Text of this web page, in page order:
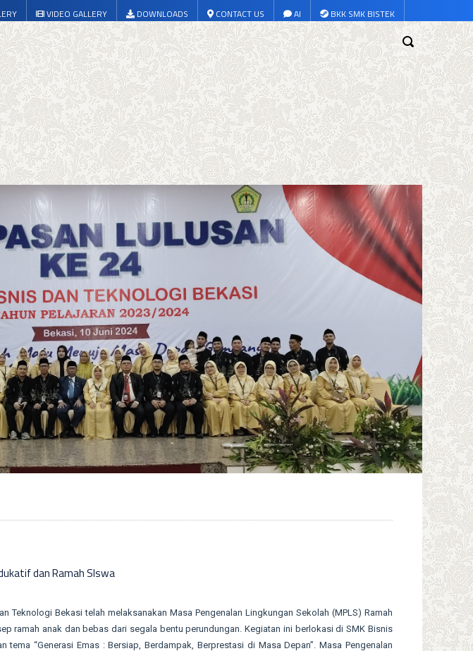
VIDEO GALLERY DOWNLOADS CONTACT US AI BKK SMK BISTEK
dan Ramah SIswa
Bekasi telah melaksanakan Masa Pengenalan Lingkungan Sekolah (MPLS) Ramah
ramah anak dan bebas dari segala bentu perundungan. Kegiatan ini berlokasi di SMK Bisnis
“Generasi Emas : Bersiap, Berdampak, Berprestasi di Masa Depan”. Masa Pengenalan